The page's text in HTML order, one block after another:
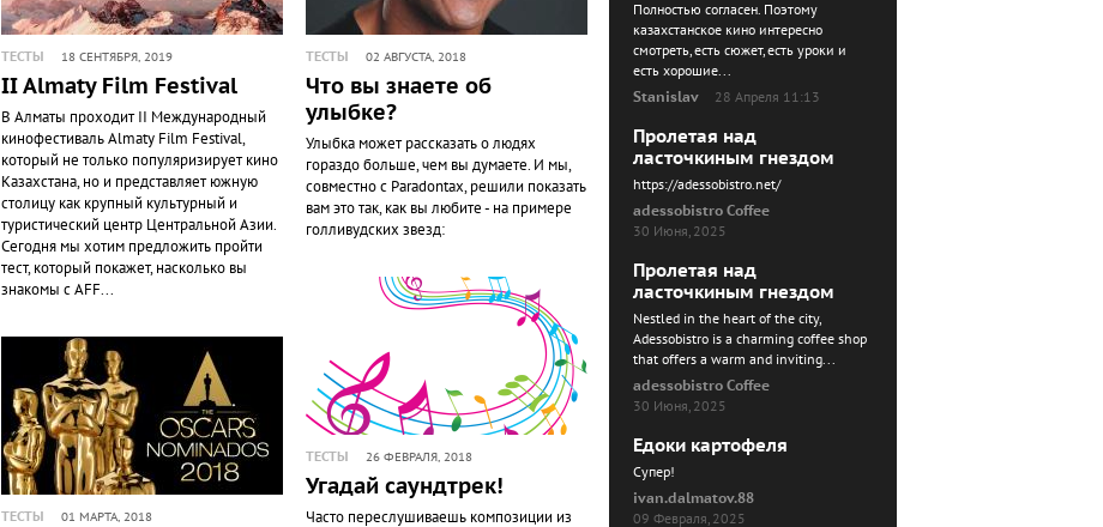
ТЕСТЫ 18 СЕНТЯБРЯ, 2019
II Almaty Film Festival
В Алматы проходит II Международный
кинофестиваль Almaty Film Festival,
который не только популяризирует кино
Казахстана, но и представляет южную
столицу как крупный культурный и
туристический центр Центральной Азии.
Сегодня мы хотим предложить пройти
тест, который покажет, насколько вы
знакомы с AFF...
ТЕСТЫ 01 МАРТА, 2018
ТЕСТЫ 02 АВГУСТА, 2018
Что вы знаете об
улыбке?
Улыбка может рассказать о людях
гораздо больше, чем вы думаете. И мы,
совместно с Paradontax, решили показать
вам это так, как вы любите - на примере
голливудских звезд:
ТЕСТЫ 26 ФЕВРАЛЯ, 2018
Угадай саундтрек!
Часто переслушиваешь композиции из
Полностью согласен. Поэтому
казахстанское кино интересно
смотреть, есть сюжет, есть уроки и
есть хорошие...
Stanislav
28 Апреля 11:13
Пролетая над
ласточкиным гнездом
https://adessobistro.net/
adessobistro Coffee
30 Июня, 2025
Пролетая над
ласточкиным гнездом
Nestled in the heart of the city,
Adessobistro is a charming coffee shop
that offers a warm and inviting...
adessobistro Coffee
30 Июня, 2025
Едоки картофеля
Cупер!
ivan.dalmatov.88
09 Февраля, 2025